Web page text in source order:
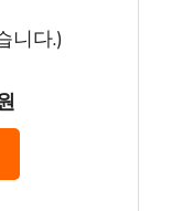
니다.)